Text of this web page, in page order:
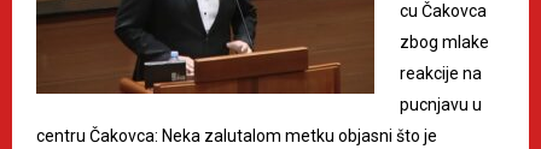
cu Čakovca
zbog mlake
reakcije na
pucnjavu u
centru Čakovca: Neka zalutalom metku objasni što je